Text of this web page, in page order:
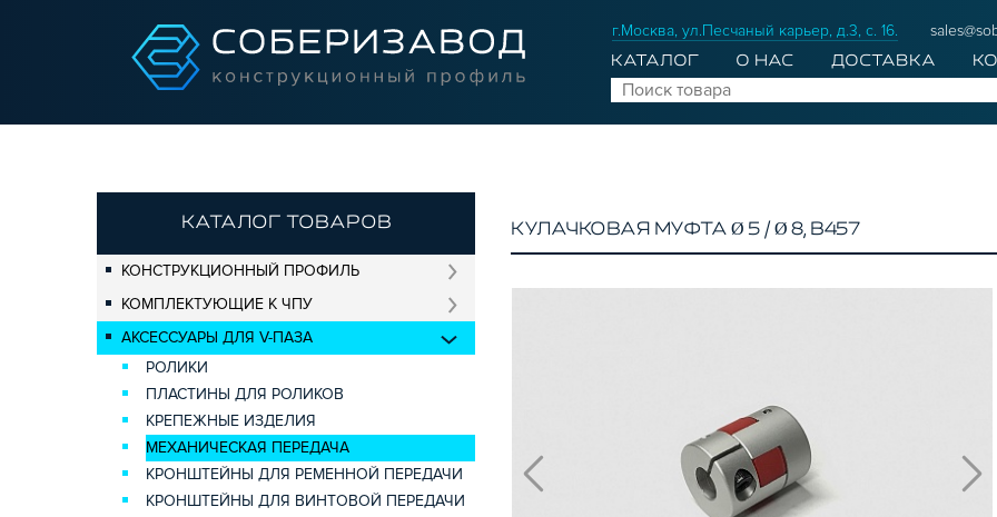
г.Москва, ул.Песчаный карьер, д.3, с. 16.
КАТАЛОГ О НАС ДОСТАВКА
КАТАЛОГ ТОВАРОВ
КОНСТРУКЦИОННЫЙ ПРОФИЛЬ
КОМПЛЕКТУЮЩИЕ К ЧПУ
АКСЕССУАРЫ ДЛЯ V-ПАЗА
РОЛИКИ
ПЛАСТИНЫ ДЛЯ РОЛИКОВ
КРЕПЕЖНЫЕ ИЗДЕЛИЯ
МЕХАНИЧЕСКАЯ ПЕРЕДАЧА
КРОНШТЕЙНЫ ДЛЯ РЕМЕННОЙ ПЕРЕДАЧИ
КРОНШТЕЙНЫ ДЛЯ ВИНТОВОЙ ПЕРЕДАЧИ
КУЛАЧКОВАЯ МУФТА Ø 5 / Ø 8, B457